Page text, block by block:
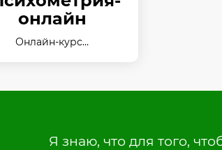
онлайн
Онлайн-курс…
Я знаю, что для того,